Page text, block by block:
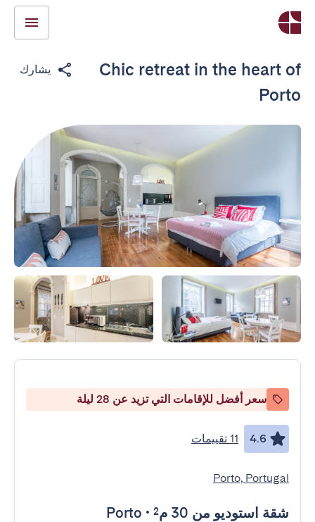
Chic retreat in the heart of
Porto
يشارك
سعر أفضل للإقامات التي تزيد عن 28 ليلة
4.6 11 تقييمات
Porto, Portugal
شقة استوديو من 30 م² •
Porto